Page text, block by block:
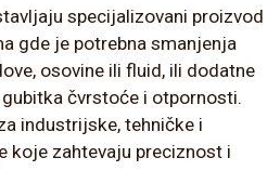
specijalizovani proizvod
gde je potrebna smanjenja
osovine ili fluid, ili dodatne
čvrstoće i otpornosti.
industrijske, tehničke i
koje zahtevaju preciznost i